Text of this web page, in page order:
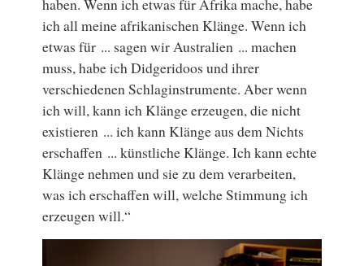
ich all meine afrikanischen Klänge. Wenn ich
etwas für ... sagen wir Australien ... machen
muss, habe ich Didgeridoos und ihrer
verschiedenen Schlaginstrumente. Aber wenn
ich will, kann ich Klänge erzeugen, die nicht
existieren ... ich kann Klänge aus dem Nichts
erschaffen ... künstliche Klänge. Ich kann echte
Klänge nehmen und sie zu dem verarbeiten,
was ich erschaffen will, welche Stimmung ich
erzeugen will.“